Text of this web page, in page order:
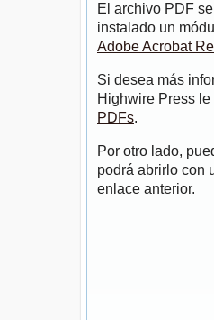
El archivo PDF
instalado un
Adobe Acrobat
Si desea más
Highwire Press
PDFs.
Por otro lado,
podrá abrirlo con
enlace anterior.